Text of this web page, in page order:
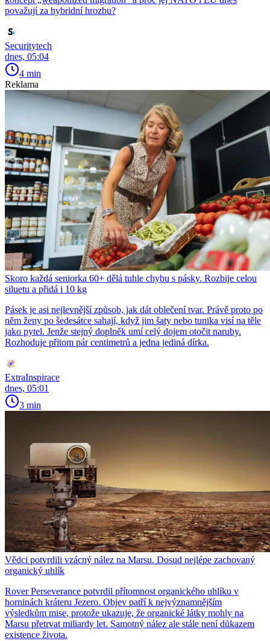
považují za hybridní hrozbu?
Securitytech
dnes, 05:04
4 min
Reklama
Skoro každá seniorka 60+ dělá tuhle chybu s pásky. Rozbije celou
siluetu a přidá i 10 kg
Pásek je asi nejlevnější způsob, jak dát oblečení tvar. Právě proto po
něm ženy po šedesátce sahají, když jim šaty nebo tunika visí na těle
jako pytel. Jenže stejný doplněk umí celý dojem otočit naruby.
Rozhoduje přitom pár centimetrů a jedna jediná dírka.
ExtraInspirace
dnes, 05:01
3 min
Vědci potvrdili vzácný nález na Marsu. Dosud nejlépe zachovaný
organický uhlík
Rover Perseverance potvrdil přítomnost organického uhlíku v
horninách kráteru Jezero. Objev patří k nejvýznamnějším
výsledkům mise, protože ukazuje, že organické látky mohly na
Marsu přetrvat miliardy let. Samotný nález ale stále není důkazem
existence života.